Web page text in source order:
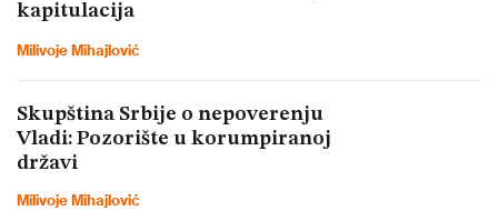
kapitulacija
Milivoje Mihajlović
Skupština Srbije o nepoverenju
Vladi: Pozorište u korumpiranoj
državi
Milivoje Mihajlović